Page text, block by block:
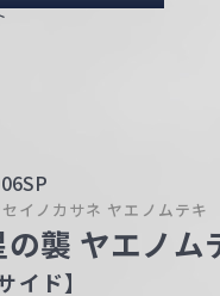
イノカサネ ヤエノムテキ
襲 ヤエノム
イド】